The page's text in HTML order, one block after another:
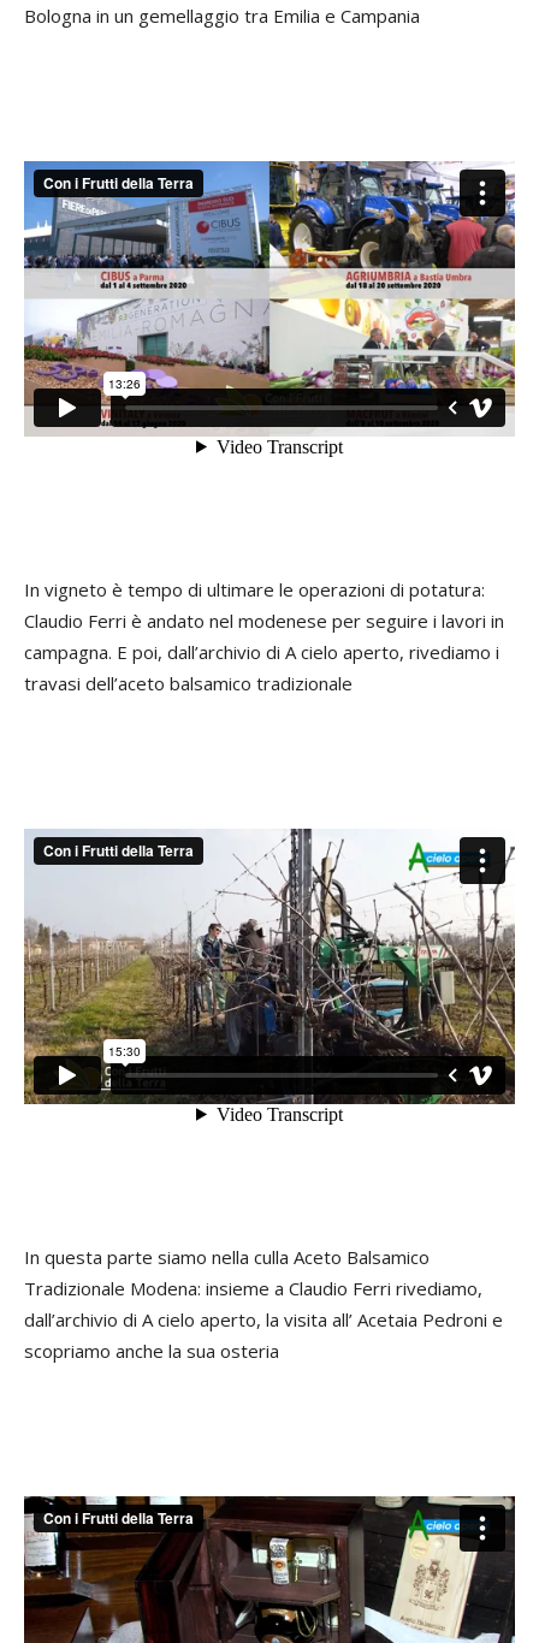
Bologna in un gemellaggio tra Emilia e Campania
In vigneto è tempo di ultimare le operazioni di potatura:
Claudio Ferri è andato nel modenese per seguire i lavori in
campagna. E poi, dall’archivio di A cielo aperto, rivediamo i
travasi dell’aceto balsamico tradizionale
In questa parte siamo nella culla Aceto Balsamico
Tradizionale Modena: insieme a Claudio Ferri rivediamo,
dall’archivio di A cielo aperto, la visita all’ Acetaia Pedroni e
scopriamo anche la sua osteria